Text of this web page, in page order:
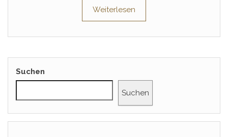
Weiterlesen
Suchen
Suchen